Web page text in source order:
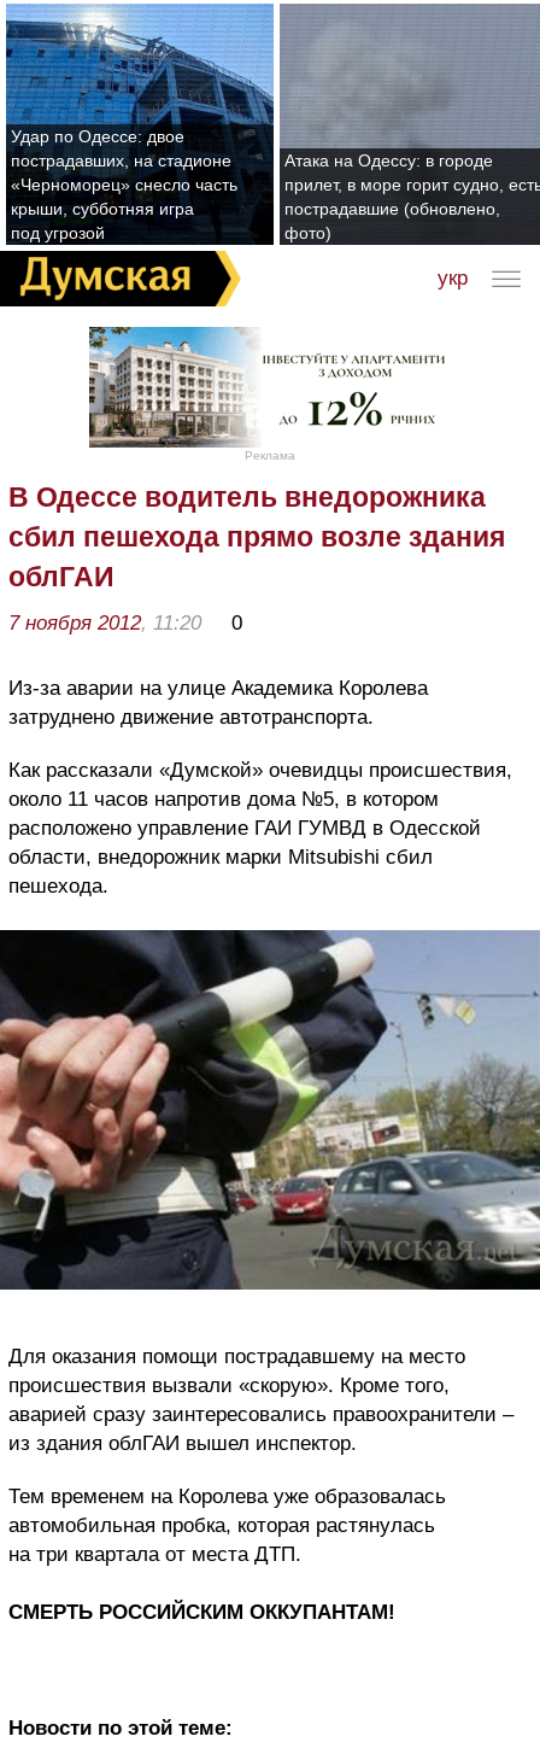
Удар по Одессе: двое
пострадавших, на стадионе
«Черноморец» снесло часть
крыши, субботняя игра
под угрозой
Атака на Одессу: в городе
прилет, в море горит судно,
пострадавшие (обновлено,
фото)
укр
Реклама
В Одессе водитель внедорожника
сбил пешехода прямо возле здания
облГАИ
7 ноября 2012, 11:20 0
Из-за аварии на улице Академика Королева
затруднено движение автотранспорта.
Как рассказали «Думской» очевидцы происшествия,
около 11 часов напротив дома №5, в котором
расположено управление ГАИ ГУМВД в Одесской
области, внедорожник марки Mitsubishi сбил
пешехода.
Для оказания помощи пострадавшему на место
происшествия вызвали «скорую». Кроме того,
аварией сразу заинтересовались правоохранители –
из здания облГАИ вышел инспектор.
Тем временем на Королева уже образовалась
автомобильная пробка, которая растянулась
на три квартала от места ДТП.
СМЕРТЬ РОССИЙСКИМ ОККУПАНТАМ!
Новости по этой теме: